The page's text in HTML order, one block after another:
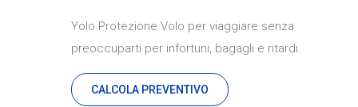
Yolo Protezione Volo per viaggiare senza
preoccuparti per infortuni, bagagli e ritardi.
CALCOLA PREVENTIVO